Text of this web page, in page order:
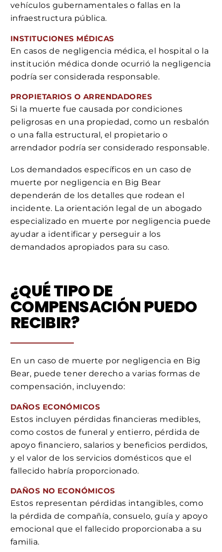
vehículos gubernamentales o fallas en la
infraestructura pública.
INSTITUCIONES MÉDICAS
En casos de negligencia médica, el hospital o la
institución médica donde ocurrió la negligencia
podría ser considerada responsable.
PROPIETARIOS O ARRENDADORES
Si la muerte fue causada por condiciones
peligrosas en una propiedad, como un resbalón
o una falla estructural, el propietario o
arrendador podría ser considerado responsable.
Los demandados específicos en un caso de
muerte por negligencia en Big Bear
dependerán de los detalles que rodean el
incidente. La orientación legal de un abogado
especializado en muerte por negligencia puede
ayudar a identificar y perseguir a los
demandados apropiados para su caso.
¿QUÉ TIPO DE
COMPENSACIÓN PUEDO
RECIBIR?
En un caso de muerte por negligencia en Big
Bear, puede tener derecho a varias formas de
compensación, incluyendo:
DAÑOS ECONÓMICOS
Estos incluyen pérdidas financieras medibles,
como costos de funeral y entierro, pérdida de
apoyo financiero, salarios y beneficios perdidos,
y el valor de los servicios domésticos que el
fallecido habría proporcionado.
DAÑOS NO ECONÓMICOS
Estos representan pérdidas intangibles, como
la pérdida de compañía, consuelo, guía y apoyo
emocional que el fallecido proporcionaba a su
familia.